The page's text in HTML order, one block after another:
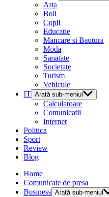
Arta
Boli
Copii
Educatie
Mancare si Bautura
Moda
Sanatate
Societate
Turism
Vehicule
IT Arată sub-meniul
Calculatoare
Comunicatii
Internet
Politica
Sport
Review
Blog
Home
Comunicate de presa
Business Arată sub-meniul